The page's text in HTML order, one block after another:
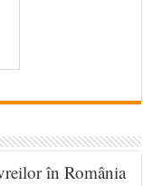
în România